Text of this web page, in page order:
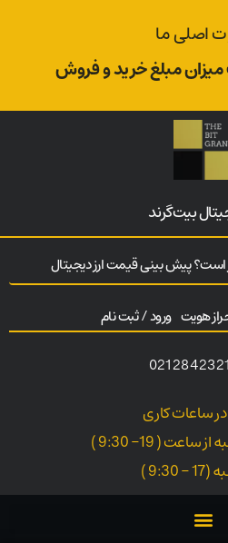
اصلی ما
مبلغ خرید و فروش
بیت‌گرند
است؟ پیش بینی قیمت ارز دیجیتال
هویت ورود / ثبت نام
ساعات کاری
( 19- 9:30 )
9:30 )